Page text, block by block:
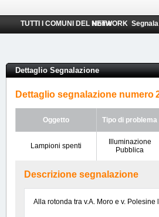
TUTTI I COMUNI DEL NETWORK
Home
Dettaglio Segnalazione
Dettaglio segnalazione numero
Oggetto Tipo di problema
Lampioni spenti
Illuminazione
Pubblica
Descrizione segnalazione
Alla rotonda tra v.A. Moro e v.